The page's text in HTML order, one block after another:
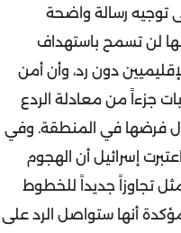
توجيه رسالة واضحة
لن تسمح باستهداف
دون رد، وأن أمن
جزءاً من معادلة الردع
فرضها في المنطقة. وفي
اعتبرت إسرائيل أن الهجوم
يمثل تجاوزاً جديداً للخطوط
مؤكدة أنها ستواصل الرد على